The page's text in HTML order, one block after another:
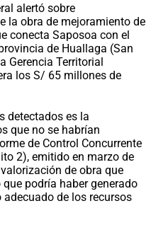
alertó sobre
la obra de mejoramiento de
conecta Saposoa con el
de Huallaga (San
Gerencia Territorial
los S/ 65 millones de
detectados es la
que no se habrían
de Control Concurrente
2), emitido en marzo de
de obra que
podría haber generado
de los recursos